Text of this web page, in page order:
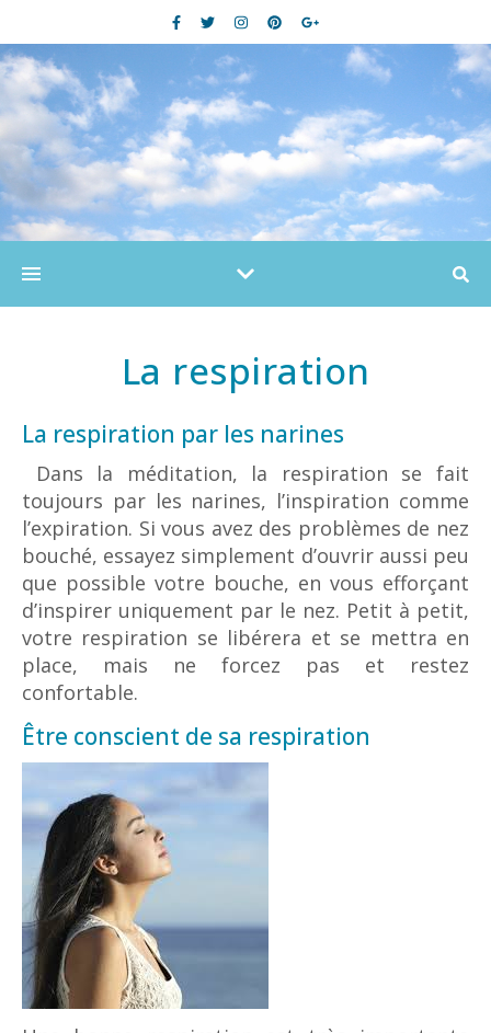
La respiration
La respiration par les narines
Dans la méditation, la respiration se fait
toujours par les narines, l’inspiration comme
l’expiration. Si vous avez des problèmes de nez
bouché, essayez simplement d’ouvrir aussi peu
que possible votre bouche, en vous efforçant
d’inspirer uniquement par le nez. Petit à petit,
votre respiration se libérera et se mettra en
place, mais ne forcez pas et restez
confortable.
Être conscient de sa respiration